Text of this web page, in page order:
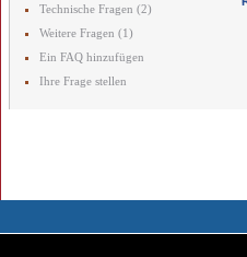
Technische Fragen (2)
Weitere Fragen (1)
Ein FAQ hinzufügen
Ihre Frage stellen